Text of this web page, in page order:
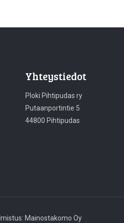
Yhteystiedot
Ploki Pihtipudas ry
Putaanportintie 5
44800 Pihtipudas
Mainostakomo Oy